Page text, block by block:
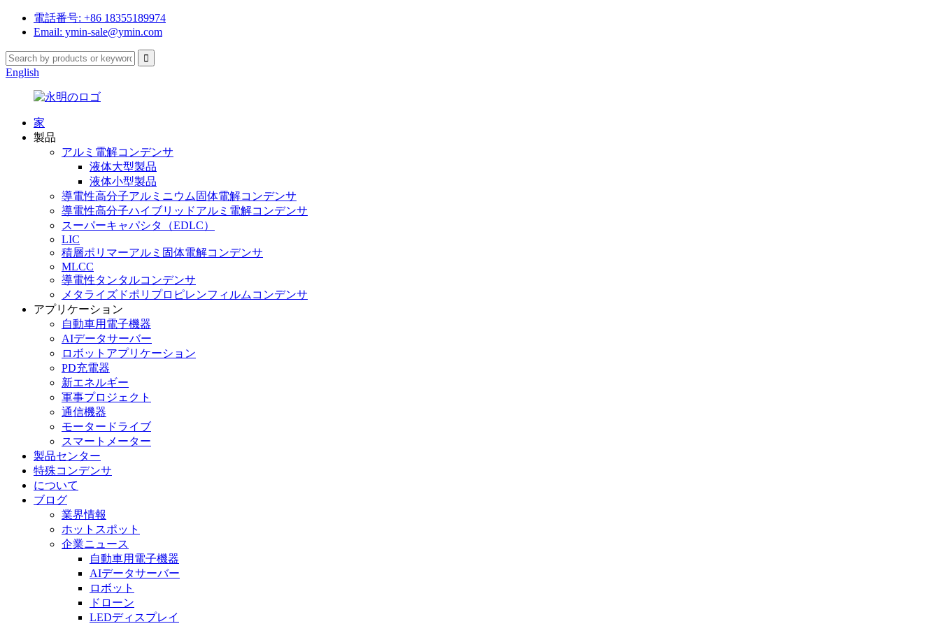
電話番号: +86 18355189974
Email: ymin-sale@ymin.com
English
家
製品
アルミ電解コンデンサ
液体大型製品
液体小型製品
導電性高分子アルミニウム固体電解コンデンサ
導電性高分子ハイブリッドアルミ電解コンデンサ
スーパーキャパシタ（EDLC）
LIC
積層ポリマーアルミ固体電解コンデンサ
MLCC
導電性タンタルコンデンサ
メタライズドポリプロピレンフィルムコンデンサ
アプリケーション
自動車用電子機器
AIデータサーバー
ロボットアプリケーション
PD充電器
新エネルギー
軍事プロジェクト
通信機器
モータードライブ
スマートメーター
製品センター
特殊コンデンサ
について
ブログ
業界情報
ホットスポット
企業ニュース
自動車用電子機器
AIデータサーバー
ロボット
ドローン
LEDディスプレイ